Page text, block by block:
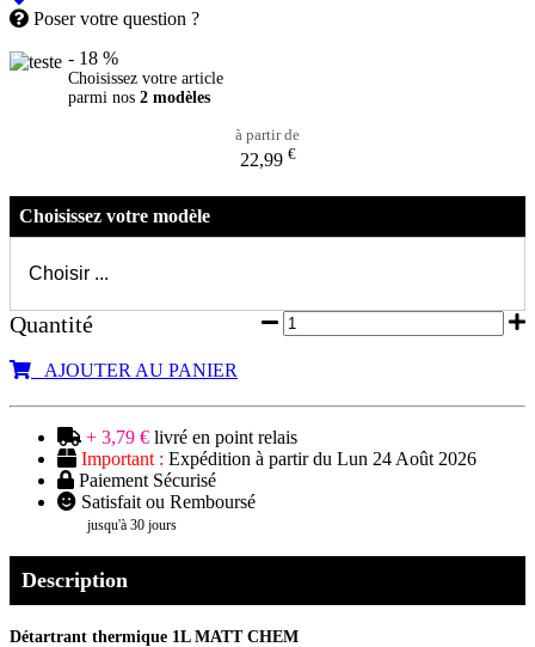
Poser votre question ?
- 18 %
Choisissez votre article
parmi nos 2 modèles
à partir de
22,99 €
Choisissez votre modèle
Quantité
AJOUTER AU PANIER
+ 3,79 € livré en point relais
Important : Expédition à partir du Lun 24 Août 2026
Paiement Sécurisé
Satisfait ou Remboursé
jusqu'à 30 jours
Description
Détartrant thermique 1L MATT CHEM